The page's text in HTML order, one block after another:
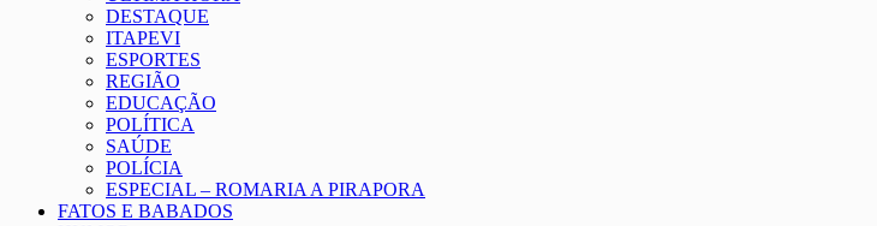
DESTAQUE
ITAPEVI
ESPORTES
REGIÃO
EDUCAÇÃO
POLÍTICA
SAÚDE
POLÍCIA
ESPECIAL – ROMARIA A PIRAPORA
FATOS E BABADOS